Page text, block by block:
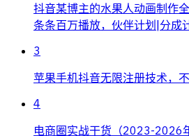
抖音某博主的水果人动画制作
条条百万播放，伙伴计划|分成
3
苹果手机抖音无限注册技术，
4
电商圈实战干货（2023-2026